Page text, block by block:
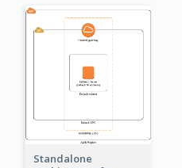
Standalone